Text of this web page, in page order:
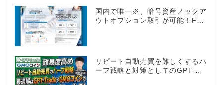
国内で唯一※、暗号資産ノックア
ウトオプション取引が可能！FX
リピート自動売買を難しくするハ
ーフ戦略と対策としてのGPT-